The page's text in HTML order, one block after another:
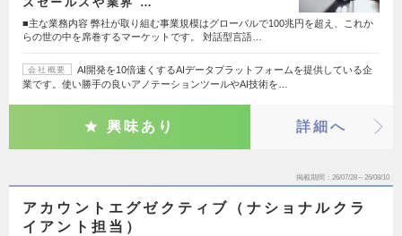
■主な業務内容 弊社が取り組む事業規模はグローバルで100兆円を超え、これか
らの世の中を席巻するマーケットです。 対話型言語…
会社概要
AI開発を10倍速くするAIデータプラットフォームを提供している企
業です。使い勝手の良いアノテーションツールやAI技術を…
興味あり 詳細へ
掲載期間 26/07/28～26/08/10
アカウントエグゼクティブ（ナショナルクラ
イアント担当）